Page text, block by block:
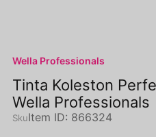
Wella Professionals
Tinta Koleston
Wella Professionals
Item ID: 866324